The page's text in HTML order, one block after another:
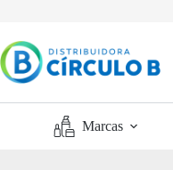
Marcas